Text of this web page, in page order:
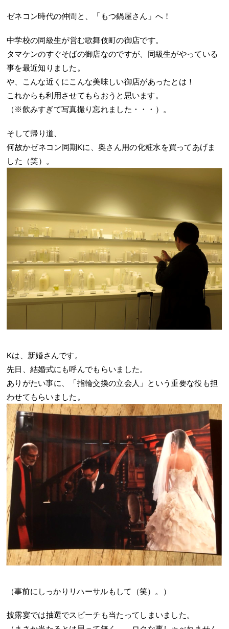
ゼネコン時代の仲間と、「もつ鍋屋さん」へ！
中学校の同級生が営む歌舞伎町の御店です。
タマケンのすぐそばの御店なのですが、同級生がやっている
事を最近知りました。
や、こんな近くにこんな美味しい御店があったとは！
これからも利用させてもらおうと思います。
（※飲みすぎて写真撮り忘れました・・・）。
そして帰り道、
何故かゼネコン同期Kに、奥さん用の化粧水を買ってあげま
した（笑）。
Kは、新婚さんです。
先日、結婚式にも呼んでもらいました。
ありがたい事に、「指輪交換の立会人」という重要な役も担
わせてもらいました。
（事前にしっかりリハーサルもして（笑）。）
披露宴では抽選でスピーチも当たってしまいました。